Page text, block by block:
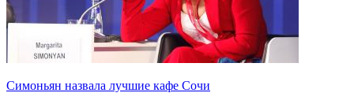
Симоньян назвала лучшие кафе Сочи